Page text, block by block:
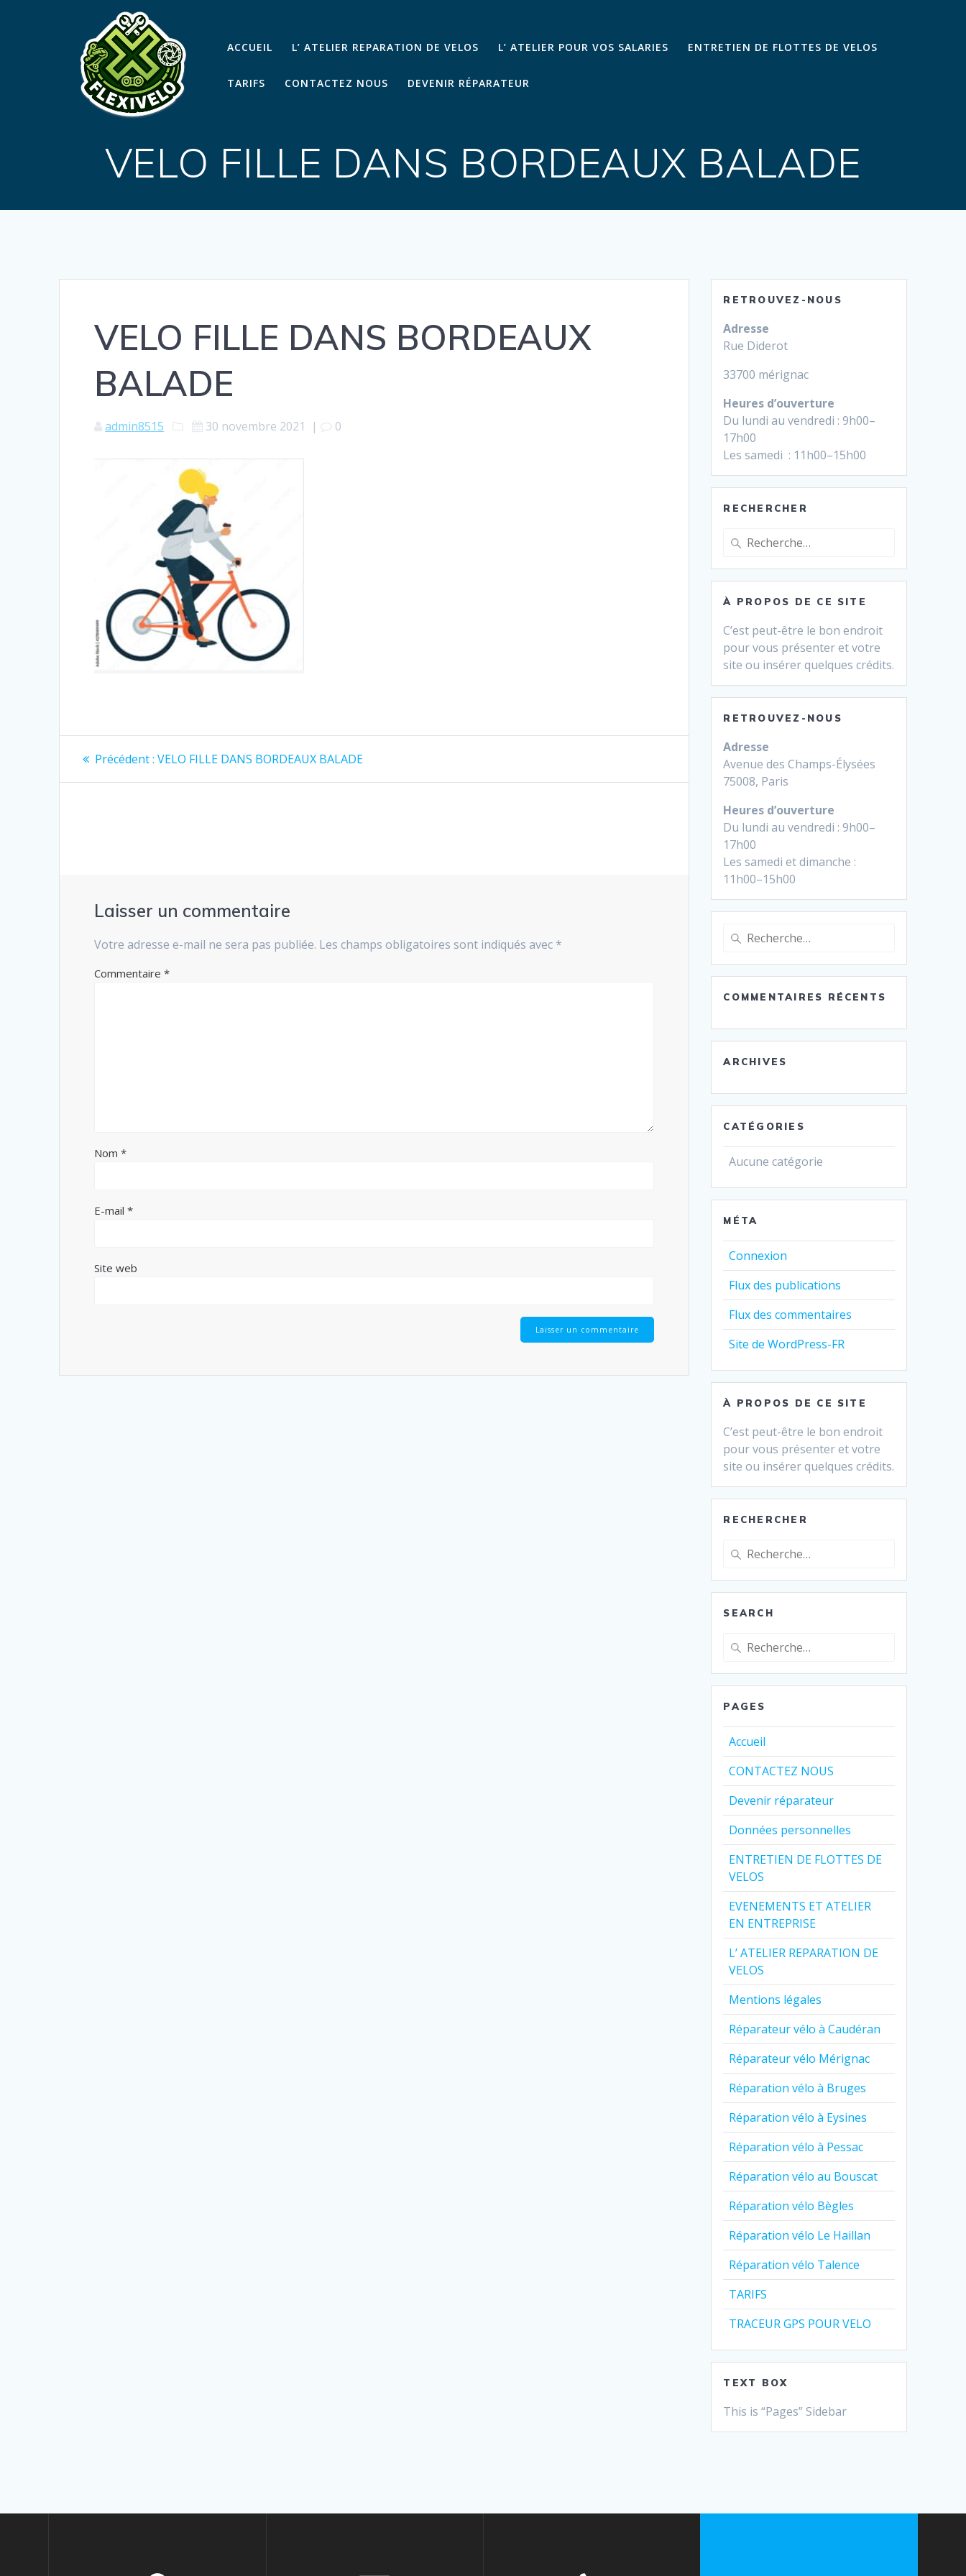
ACCUEIL L’ ATELIER REPARATION DE VELOS L’ ATELIER POUR VOS SALARIES ENTRETIEN DE FLOTTES DE VELOS
TARIFS CONTACTEZ NOUS DEVENIR RÉPARATEUR
VELO FILLE DANS BORDEAUX BALADE
VELO FILLE DANS BORDEAUX
BALADE
admin8515 30 novembre 2021 | 0
Navigation
de
Précédent : Article
VELO FILLE DANS BORDEAUX BALADE
Laisser un commentaire
Votre adresse e-mail ne sera pas publiée. Les champs obligatoires sont indiqués avec *
Commentaire*
Nom*
E-mail*
Site web
RETROUVEZ-NOUS
Adresse
Rue Diderot
33700 mérignac
Heures d’ouverture
Du lundi au vendredi : 9h00–
17h00
Les samedi : 11h00–15h00
RECHERCHER
Recherche
pour
:
À PROPOS DE CE SITE
C’est peut-être le bon endroit
pour vous présenter et votre
site ou insérer quelques crédits.
RETROUVEZ-NOUS
Adresse
Avenue des Champs-Élysées
75008, Paris
Heures d’ouverture
Du lundi au vendredi : 9h00–
17h00
Les samedi et dimanche :
11h00–15h00
Recherche
pour
:
COMMENTAIRES RÉCENTS
ARCHIVES
CATÉGORIES
Aucune catégorie
MÉTA
Connexion
Flux des publications
Flux des commentaires
Site de WordPress-FR
À PROPOS DE CE SITE
C’est peut-être le bon endroit
pour vous présenter et votre
site ou insérer quelques crédits.
RECHERCHER
Recherche
pour
:
SEARCH
Recherche
pour
:
PAGES
Accueil
CONTACTEZ NOUS
Devenir réparateur
Données personnelles
ENTRETIEN DE FLOTTES DE
VELOS
EVENEMENTS ET ATELIER
EN ENTREPRISE
L’ ATELIER REPARATION DE
VELOS
Mentions légales
Réparateur vélo à Caudéran
Réparateur vélo Mérignac
Réparation vélo à Bruges
Réparation vélo à Eysines
Réparation vélo à Pessac
Réparation vélo au Bouscat
Réparation vélo Bègles
Réparation vélo Le Haillan
Réparation vélo Talence
TARIFS
TRACEUR GPS POUR VELO
TEXT BOX
This is “Pages” Sidebar